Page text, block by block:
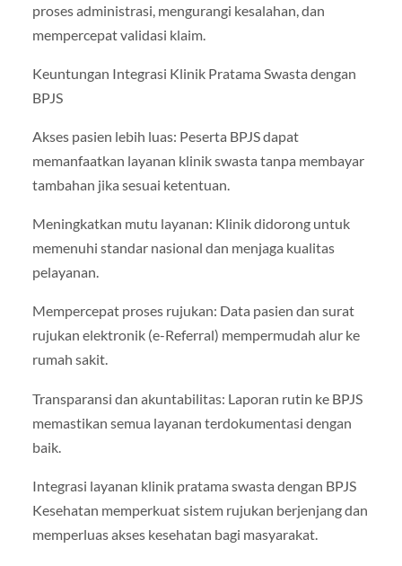
proses administrasi, mengurangi kesalahan, dan
mempercepat validasi klaim.
Keuntungan Integrasi Klinik Pratama Swasta dengan
BPJS
Akses pasien lebih luas: Peserta BPJS dapat
memanfaatkan layanan klinik swasta tanpa membayar
tambahan jika sesuai ketentuan.
Meningkatkan mutu layanan: Klinik didorong untuk
memenuhi standar nasional dan menjaga kualitas
pelayanan.
Mempercepat proses rujukan: Data pasien dan surat
rujukan elektronik (e-Referral) mempermudah alur ke
rumah sakit.
Transparansi dan akuntabilitas: Laporan rutin ke BPJS
memastikan semua layanan terdokumentasi dengan
baik.
Integrasi layanan klinik pratama swasta dengan BPJS
Kesehatan memperkuat sistem rujukan berjenjang dan
memperluas akses kesehatan bagi masyarakat.